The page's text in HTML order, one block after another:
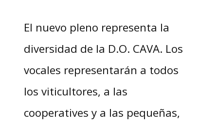
El nuevo pleno representa la
diversidad de la D.O. CAVA. Los
vocales representarán a todos
los viticultores, a las
cooperatives y a las pequeñas,